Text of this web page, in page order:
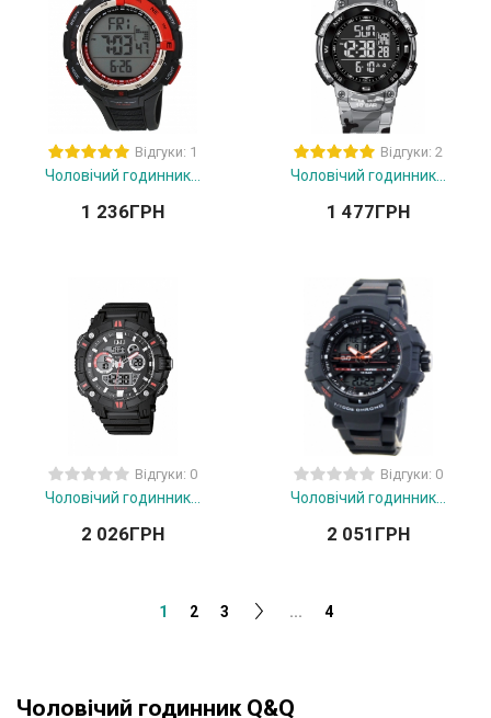
Відгуки: 1
Чоловічий годинник...
1 236ГРН
Відгуки: 2
Чоловічий годинник...
1 477ГРН
Відгуки: 0
Чоловічий годинник...
2 026ГРН
Відгуки: 0
Чоловічий годинник...
2 051 ГРН
1 2 3 ... 4
Чоловічий годинник Q&Q